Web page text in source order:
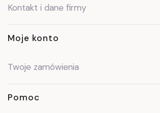
Kontakt i dane firmy
Moje konto
Twoje zamówienia
Pomoc